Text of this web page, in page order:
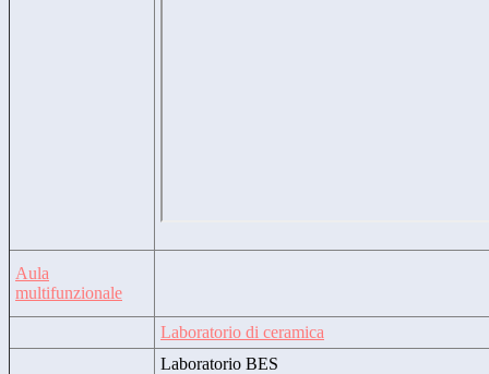
Aula
multifunzionale
Laboratorio di ceramica
Laboratorio BES